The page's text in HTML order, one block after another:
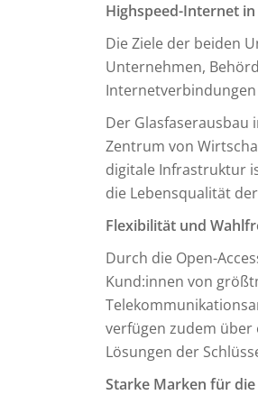
Highspeed-Internet
Die Ziele der beiden
Unternehmen,
Der
Zentrum von
digitale Infrastruktur
die Lebensqualität
Flexibilität und
Durch die Open-
Kund:innen von
verfügen zudem über
Lösungen der
Starke Marken für